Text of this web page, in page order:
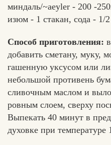
миндаль/~aeyler - 200 -
изюм - 1 стакан, сода - 1/
Способ приготовления:
добавить сметану, муку,
гашенную уксусом или
небольшой противень
сливочным маслом и
ровным слоем, сверху
Выпекать 40 минут в
духовке при температуре